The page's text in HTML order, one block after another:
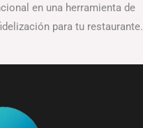
en una herramienta de
para tu restaurante.